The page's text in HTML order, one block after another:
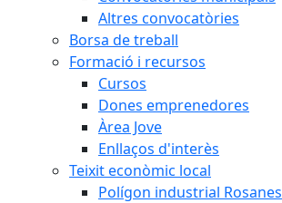
Altres convocatòries
Borsa de treball
Formació i recursos
Cursos
Dones emprenedores
Àrea Jove
Enllaços d'interès
Teixit econòmic local
Polígon industrial Rosanes